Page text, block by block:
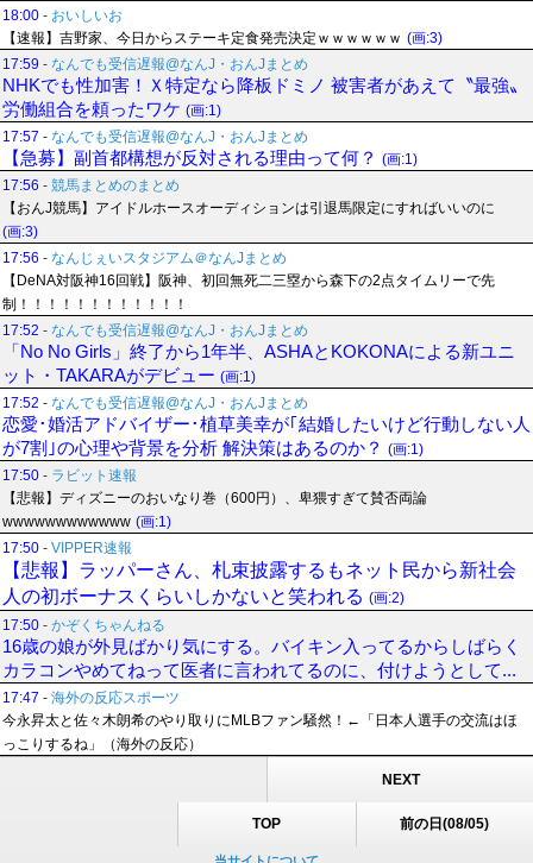
18:00 - おいしいお
【速報】吉野家、今日からステーキ定食発売決定ｗｗｗｗｗｗ (画:3)
17:59 - なんでも受信遅報@なんJ・おんJまとめ
NHKでも性加害！Ｘ特定なら降板ドミノ 被害者があえて〝最強〟
労働組合を頼ったワケ (画:1)
17:57 - なんでも受信遅報@なんJ・おんJまとめ
【急募】副首都構想が反対される理由って何？ (画:1)
17:56 - 競馬まとめのまとめ
【おんJ競馬】アイドルホースオーディションは引退馬限定にすればいいのに
(画:3)
17:56 - なんじぇいスタジアム＠なんJまとめ
【DeNA対阪神16回戦】阪神、初回無死二三塁から森下の2点タイムリーで先
制！！！！！！！！！！！！
17:52 - なんでも受信遅報@なんJ・おんJまとめ
「No No Girls」終了から1年半、ASHAとKOKONAによる新ユニ
ット・TAKARAがデビュー (画:1)
17:52 - なんでも受信遅報@なんJ・おんJまとめ
恋愛･婚活アドバイザー･植草美幸が｢結婚したいけど行動しない人
が7割｣の心理や背景を分析 解決策はあるのか？ (画:1)
17:50 - ラビット速報
【悲報】ディズニーのおいなり巻（600円）、卑猥すぎて賛否両論
wwwwwwwwwwww (画:1)
17:50 - VIPPER速報
【悲報】ラッパーさん、札束披露するもネット民から新社会
人の初ボーナスくらいしかないと笑われる (画:2)
17:50 - かぞくちゃんねる
16歳の娘が外見ばかり気にする。バイキン入ってるからしばらく
カラコンやめてねって医者に言われてるのに、付けようとして...
17:47 - 海外の反応スポーツ
今永昇太と佐々木朗希のやり取りにMLBファン騒然！←「日本人選手の交流はほ
っこりするね」（海外の反応）
NEXT
TOP 前の日(08/05)